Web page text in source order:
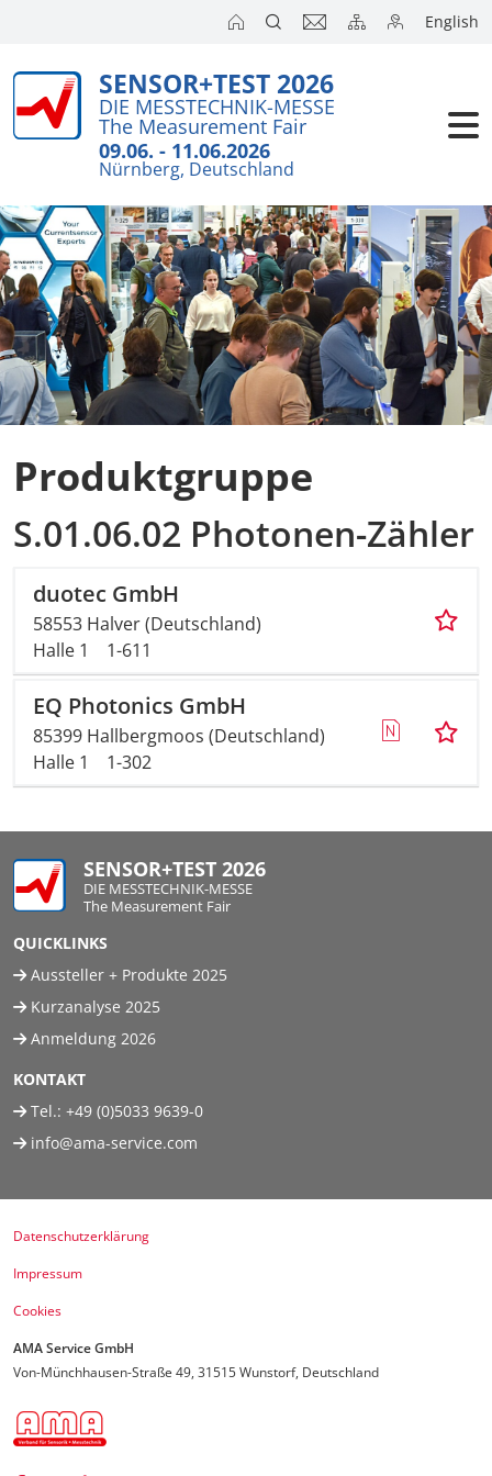
English
SENSOR+TEST 2026
DIE MESSTECHNIK-MESSE
The Measurement Fair
09.06. - 11.06.2026
Nürnberg, Deutschland
Produktgruppe
S.01.06.02 Photonen-Zähler
duotec GmbH
58553 Halver (Deutschland)
Halle 1
1-611
EQ Photonics GmbH
85399 Hallbergmoos (Deutschland)
Halle 1
1-302
SENSOR+TEST 2026
DIE MESSTECHNIK-MESSE
The Measurement Fair
QUICKLINKS
Aussteller + Produkte 2025
Kurzanalyse 2025
Anmeldung 2026
KONTAKT
Tel.: +49 (0)5033 9639-0
info@ama-service.com
Datenschutzerklärung
Impressum
Cookies
AMA Service GmbH
Von-Münchhausen-Straße 49, 31515 Wunstorf, Deutschland